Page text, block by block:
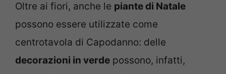
Oltre ai fiori, anche le piante di Natale
possono essere utilizzate come
centrotavola di Capodanno: delle
decorazioni in verde possono, infatti,